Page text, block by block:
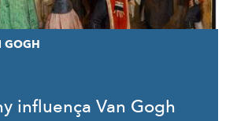
GOGH
influença Van Gogh